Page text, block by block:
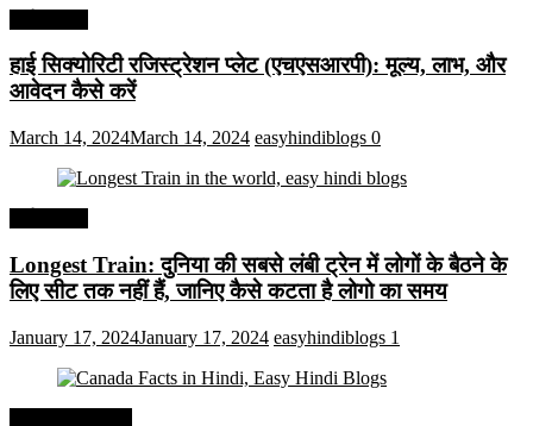
हाई सिक्योरिटी रजिस्ट्रेशन प्लेट (एचएसआरपी): मूल्य, लाभ, और
आवेदन कैसे करें
March 14, 2024March 14, 2024 easyhindiblogs 0
Longest Train: दुनिया की सबसे लंबी ट्रेन में लोगों के बैठने के
लिए सीट तक ​​नहीं हैं, जानिए कैसे कटता है लोगो का समय
January 17, 2024January 17, 2024 easyhindiblogs 1